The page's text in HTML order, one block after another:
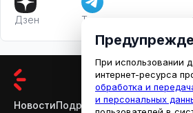
Дзен Телеграм
НовостиПодробностиАфишаКино
При использовании
интернет-ресурса
обработка и
и персональных